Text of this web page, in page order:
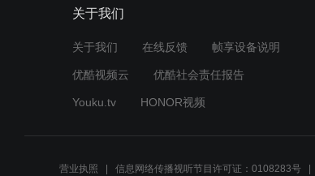
关于我们
关于我们 在线反馈 帧享设备说明
优酷视频云 优酷社会责任报告
Youku.tv HONOR视频
营业执照 信息网络传播视听节目许可证：0108283号